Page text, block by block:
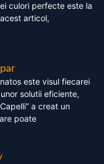
culori perfecte este la
articol,
este visul fiecarei
solutii eficiente,
a creat un
poate